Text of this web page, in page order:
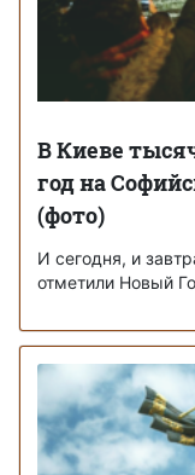
В Киеве
год на
(фото)
И сегодня, и
отметили Новый